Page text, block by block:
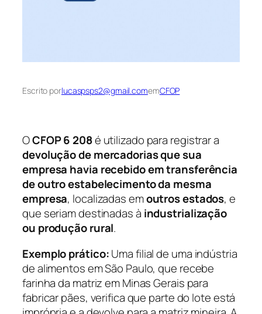
Escrito porlucaspsps2@gmail.comemCFOP
OCFOP 6 208é utilizado para registrar a
devolução de mercadorias que sua
empresa havia recebido em transferência
de outro estabelecimento da mesma
empresa, localizadas emoutros estados, e
que seriam destinadas à industrialização
ou produção rural.
Exemplo prático:Uma filial de uma indústria
de alimentos em São Paulo, que recebe
farinha da matriz em Minas Gerais para
fabricar pães, verifica que parte do lote está